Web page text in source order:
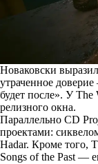
Новаковски
утраченное
будет после». У
релизного окна.
Параллельно CD
проектами:
Hadar. Кроме того,
Songs of the Past —